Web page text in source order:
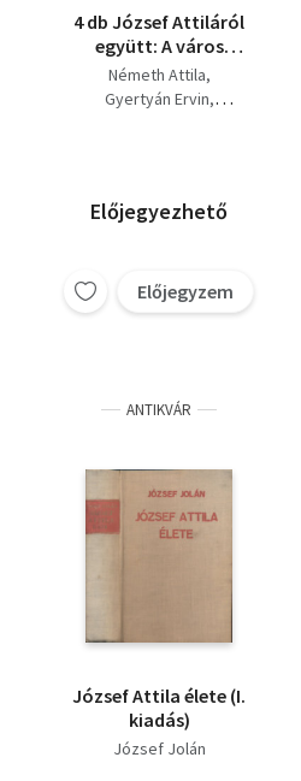
4 db József Attiláról
együtt: A város
peremén, József
Attila, Így élt József
Németh Attila
Gyertyán Ervin
Előjegyezhető
Előjegyzem
ANTIKVÁR
József Attila élete (I.
kiadás)
József Jolán